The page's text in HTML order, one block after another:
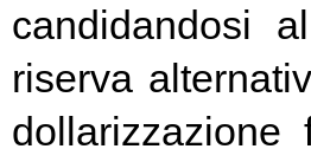
candidandosi
riserva